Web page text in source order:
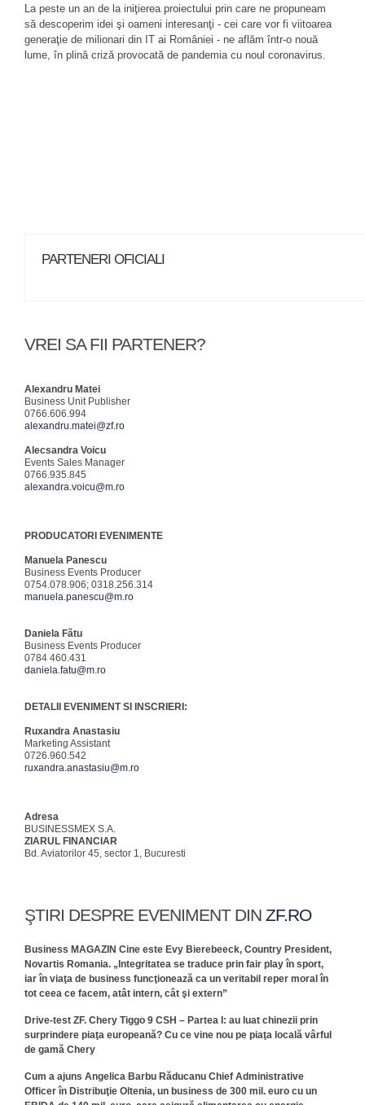
La peste un an de la iniţierea proiectului prin care ne propuneam
să descoperim idei şi oameni interesanţi - cei care vor fi viitoarea
generaţie de milionari din IT ai României - ne aflăm într-o nouă
lume, în plină criză provocată de pandemia cu noul coronavirus.
PARTENERI OFICIALI
VREI SA FII PARTENER?
Alexandru Matei
Business Unit Publisher
0766.606.994
alexandru.matei@zf.ro
Alecsandra Voicu
Events Sales Manager
0766.935.845
alexandra.voicu@m.ro
PRODUCATORI EVENIMENTE
Manuela Panescu
Business Events Producer
0754.078.906; 0318.256.314
manuela.panescu@m.ro
Daniela Fătu
Business Events Producer
0784 460.431
daniela.fatu@m.ro
DETALII EVENIMENT SI INSCRIERI:
Ruxandra Anastasiu
Marketing Assistant
0726.960.542
ruxandra.anastasiu@m.ro
Adresa
BUSINESSMEX S.A.
ZIARUL FINANCIAR
Bd. Aviatorilor 45, sector 1, Bucuresti
ŞTIRI DESPRE EVENIMENT DIN ZF.RO
Business MAGAZIN Cine este Evy Bierebeeck, Country President,
Novartis Romania. „Integritatea se traduce prin fair play în sport,
iar în viaţa de business funcţionează ca un veritabil reper moral în
tot ceea ce facem, atât intern, cât şi extern”
Drive-test ZF. Chery Tiggo 9 CSH – Partea I: au luat chinezii prin
surprindere piaţa europeană? Cu ce vine nou pe piaţa locală vârful
de gamă Chery
Cum a ajuns Angelica Barbu Răducanu Chief Administrative
Officer în Distribuţie Oltenia, un business de 300 mil. euro cu un